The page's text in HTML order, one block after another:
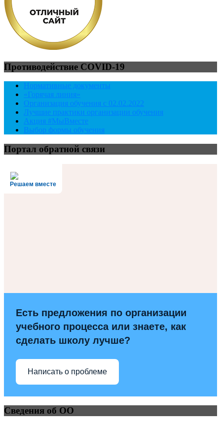
Противодействие COVID-19
Нормативные документы
«Горячая линия»
Организация обучения с 02.02.2022
Лучшие практики организации обучения
Акция #МыВместе
Выбор формы обучения
Портал обратной связи
Решаем вместе
Есть предложения по организации
учебного процесса или знаете, как
сделать школу лучше?
Написать о проблеме
Сведения об ОО